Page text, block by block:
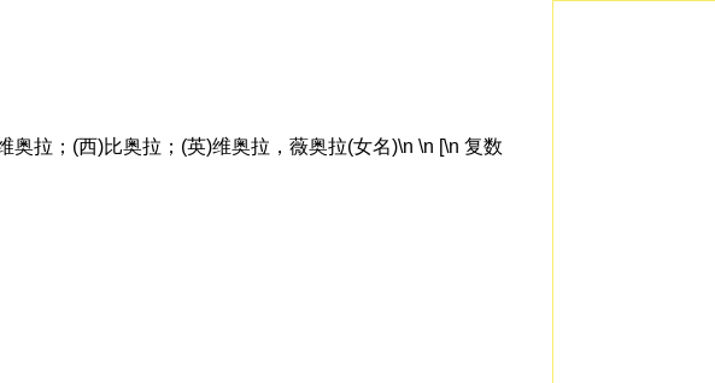
拉；(西)比奥拉；(英)维奥拉，薇奥拉(女名)\n \n [\n 复数